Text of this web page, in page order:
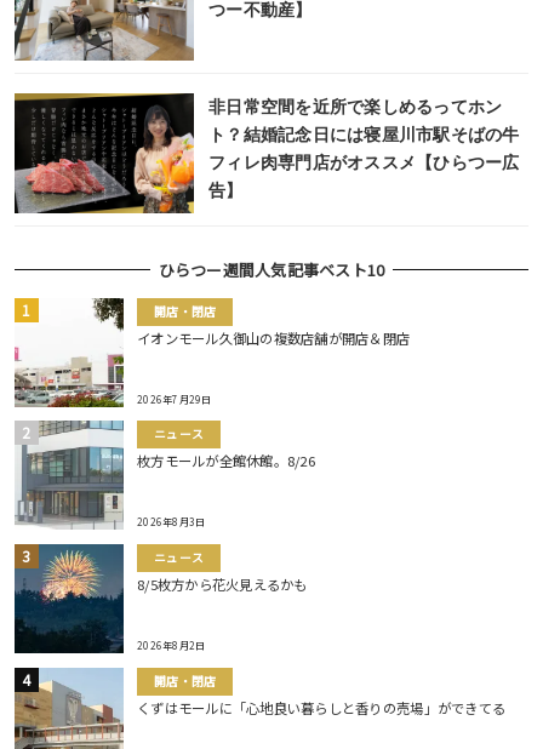
つー不動産】
非日常空間を近所で楽しめるってホン
ト？結婚記念日には寝屋川市駅そばの牛
フィレ肉専門店がオススメ【ひらつー広
告】
ひらつー週間人気記事ベスト10
開店・閉店
イオンモール久御山の複数店舗が開店＆閉店
2026年7月29日
ニュース
枚方モールが全館休館。8/26
2026年8月3日
ニュース
8/5枚方から花火見えるかも
2026年8月2日
開店・閉店
くずはモールに「心地良い暮らしと香りの売場」ができてる